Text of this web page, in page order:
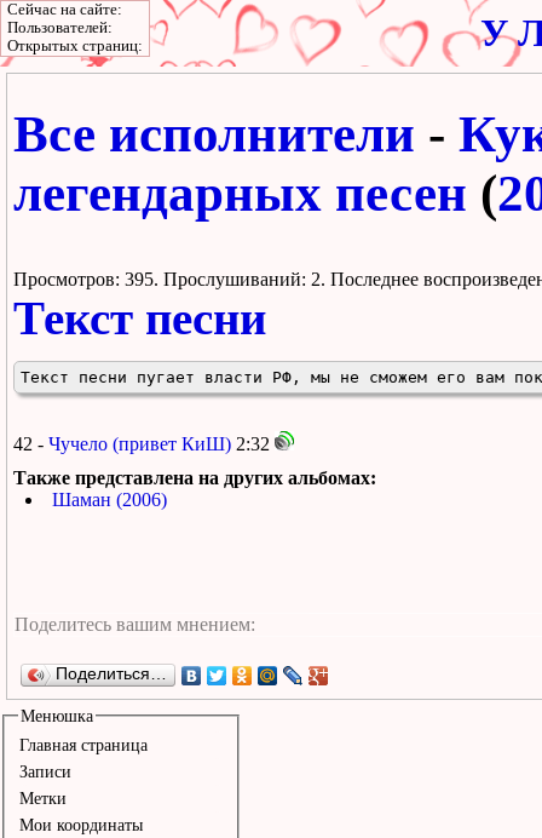
У
Все исполнители -
легендарных песен (
Просмотров: 395. Прослушиваний: 2. Поcледнее
Текст песни
Текст песни пугает власти РФ, мы не сможем его вам
42 - Чучело (привет КиШ) 2:32
Также представлена на других альбомах:
Шаман (2006)
Поделиться…
Менюшка
Главная страница
Записи
Метки
Мои координаты
Сейчас на сайте:
Пользователей:
Открытых страниц: